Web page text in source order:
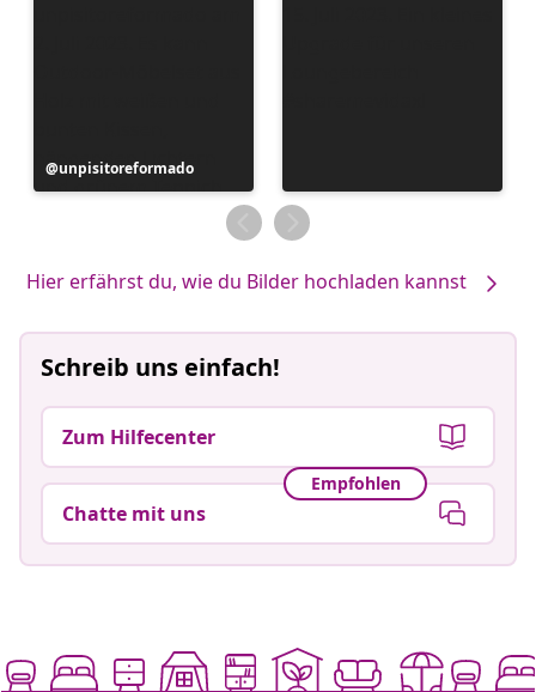
Beitrag
veröffentlicht
unpisitoreformado
Hier erfährst du, wie du Bilder hochladen kannst
Schreib uns einfach!
Zum Hilfecenter
Empfohlen
Chatte mit uns